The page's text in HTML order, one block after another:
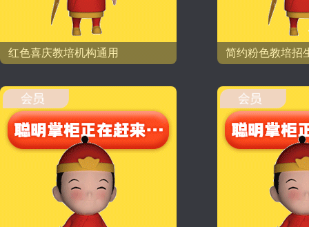
红色喜庆教培机构通用 简约粉色教培招